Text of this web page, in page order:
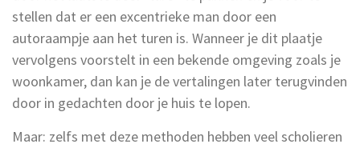
stellen dat er een excentrieke man door een
autoraampje aan het turen is. Wanneer je dit plaatje
vervolgens voorstelt in een bekende omgeving zoals je
woonkamer, dan kan je de vertalingen later terugvinden
door in gedachten door je huis te lopen.
Maar: zelfs met deze methoden hebben veel scholieren